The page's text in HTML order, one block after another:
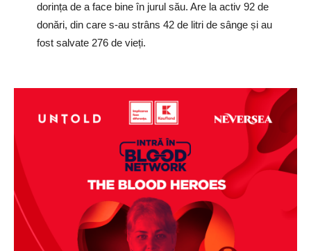
dorința de a face bine în jurul său. Are la activ 92 de
donări, din care s-au strâns 42 de litri de sânge și au
fost salvate 276 de vieți.